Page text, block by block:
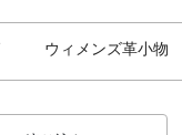
ウィメンズ革小物